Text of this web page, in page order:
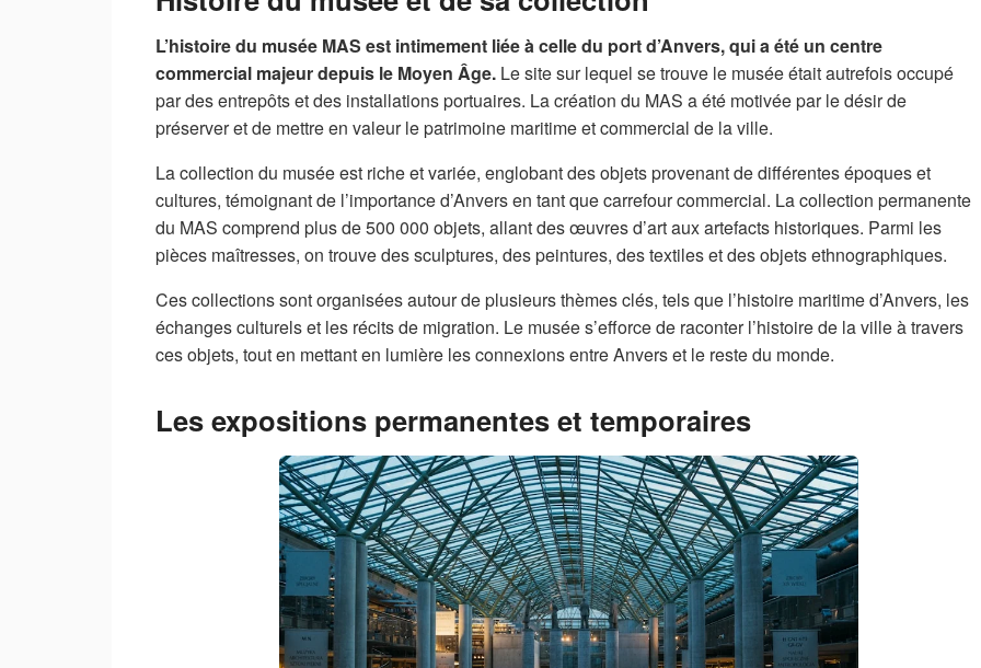
L’histoire du musée MAS est intimement liée à celle du port d’Anvers, qui a été un centre
commercial majeur depuis le Moyen Âge. Le site sur lequel se trouve le musée était autrefois occupé
par des entrepôts et des installations portuaires. La création du MAS a été motivée par le désir de
préserver et de mettre en valeur le patrimoine maritime et commercial de la ville.
La collection du musée est riche et variée, englobant des objets provenant de différentes époques et
cultures, témoignant de l’importance d’Anvers en tant que carrefour commercial. La collection permanente
du MAS comprend plus de 500 000 objets, allant des œuvres d’art aux artefacts historiques. Parmi les
pièces maîtresses, on trouve des sculptures, des peintures, des textiles et des objets ethnographiques.
Ces collections sont organisées autour de plusieurs thèmes clés, tels que l’histoire maritime d’Anvers, les
échanges culturels et les récits de migration. Le musée s’efforce de raconter l’histoire de la ville à travers
ces objets, tout en mettant en lumière les connexions entre Anvers et le reste du monde.
Les expositions permanentes et temporaires